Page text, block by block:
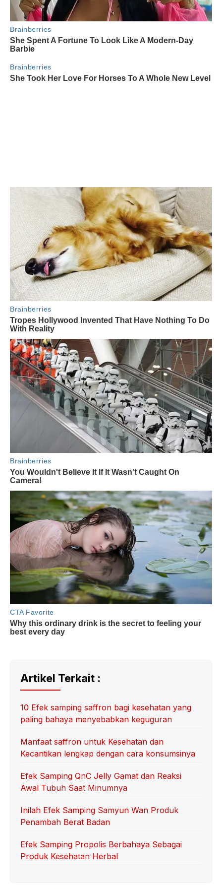
Artikel Terkait :
10 Efek samping saffron bagi kesehatan yang
paling bahaya menyebabkan keguguran
Manfaat saffron untuk Kesehatan dan
Kecantikan lengkap dengan cara konsumsinya
Efek Samping QnC Jelly Gamat dan Reaksi
Awal Tubuh Saat Minumnya
Inilah Efek Samping Samyun Wan Produk
Penambah Berat Badan
Efek Samping Propolis Berbahaya Sebagai
Produk Kesehatan Herbal